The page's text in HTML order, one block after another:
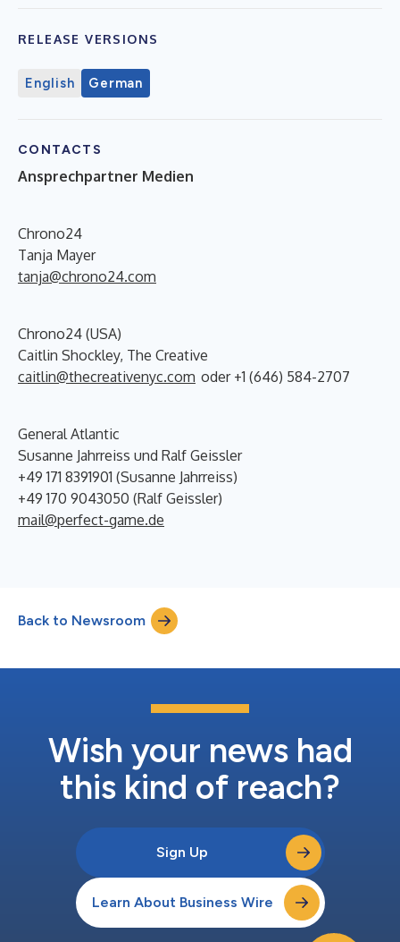
RELEASE VERSIONS
English German
CONTACTS
Ansprechpartner Medien
Chrono24
Tanja Mayer
tanja@chrono24.com
Chrono24 (USA)
Caitlin Shockley, The Creative
caitlin@thecreativenyc.com oder +1 (646) 584-2707
General Atlantic
Susanne Jahrreiss und Ralf Geissler
+49 171 8391901 (Susanne Jahrreiss)
+49 170 9043050 (Ralf Geissler)
mail@perfect-game.de
Back to Newsroom
Wish your news had
this kind of reach?
Sign Up
Learn About Business Wire